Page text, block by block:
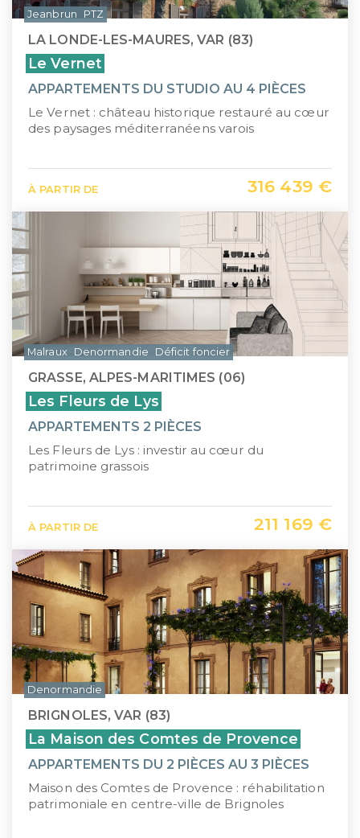
LA LONDE-LES-MAURES, VAR (83)
Le Vernet
APPARTEMENTS DU STUDIO AU 4 PIÈCES
Le Vernet : château historique restauré au cœur
des paysages méditerranéens varois
À PARTIR DE 316 439 €
Jeanbrun PTZ
GRASSE, ALPES-MARITIMES (06)
Les Fleurs de Lys
APPARTEMENTS 2 PIÈCES
Les Fleurs de Lys : investir au cœur du
patrimoine grassois
À PARTIR DE 211 169 €
Malraux Denormandie Déficit foncier
BRIGNOLES, VAR (83)
La Maison des Comtes de Provence
APPARTEMENTS DU 2 PIÈCES AU 3 PIÈCES
Maison des Comtes de Provence : réhabilitation
patrimoniale en centre-ville de Brignoles
Denormandie